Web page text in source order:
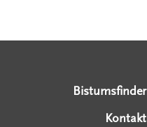
Bistumsfinder
Kontakt